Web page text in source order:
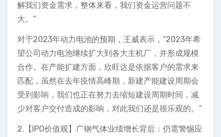
解我们资金需求，整体来看，我们资金运营问题不
大。”
对于2023年动力电池的预期，王威表示，“2023年希
望公司动力电池继续扩大到各大主机厂，并形成规模
合作。在产能扩建方面，欣旺达是依据客户的需求来
匹配，虽然在去年疫情高峰期，新建产能建设周期会
受到影响，我们也正在努力去缩短建设周期时间，减
少对客户交付造成的影响，对此我们还是很乐观的。”
2.【IPO价值观】广钢气体业绩增长背后：仍需警惕应